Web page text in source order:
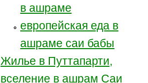
в ашраме
европейская еда в
ашраме саи бабы
Жилье в Путтапарти,
вселение в ашрам Саи